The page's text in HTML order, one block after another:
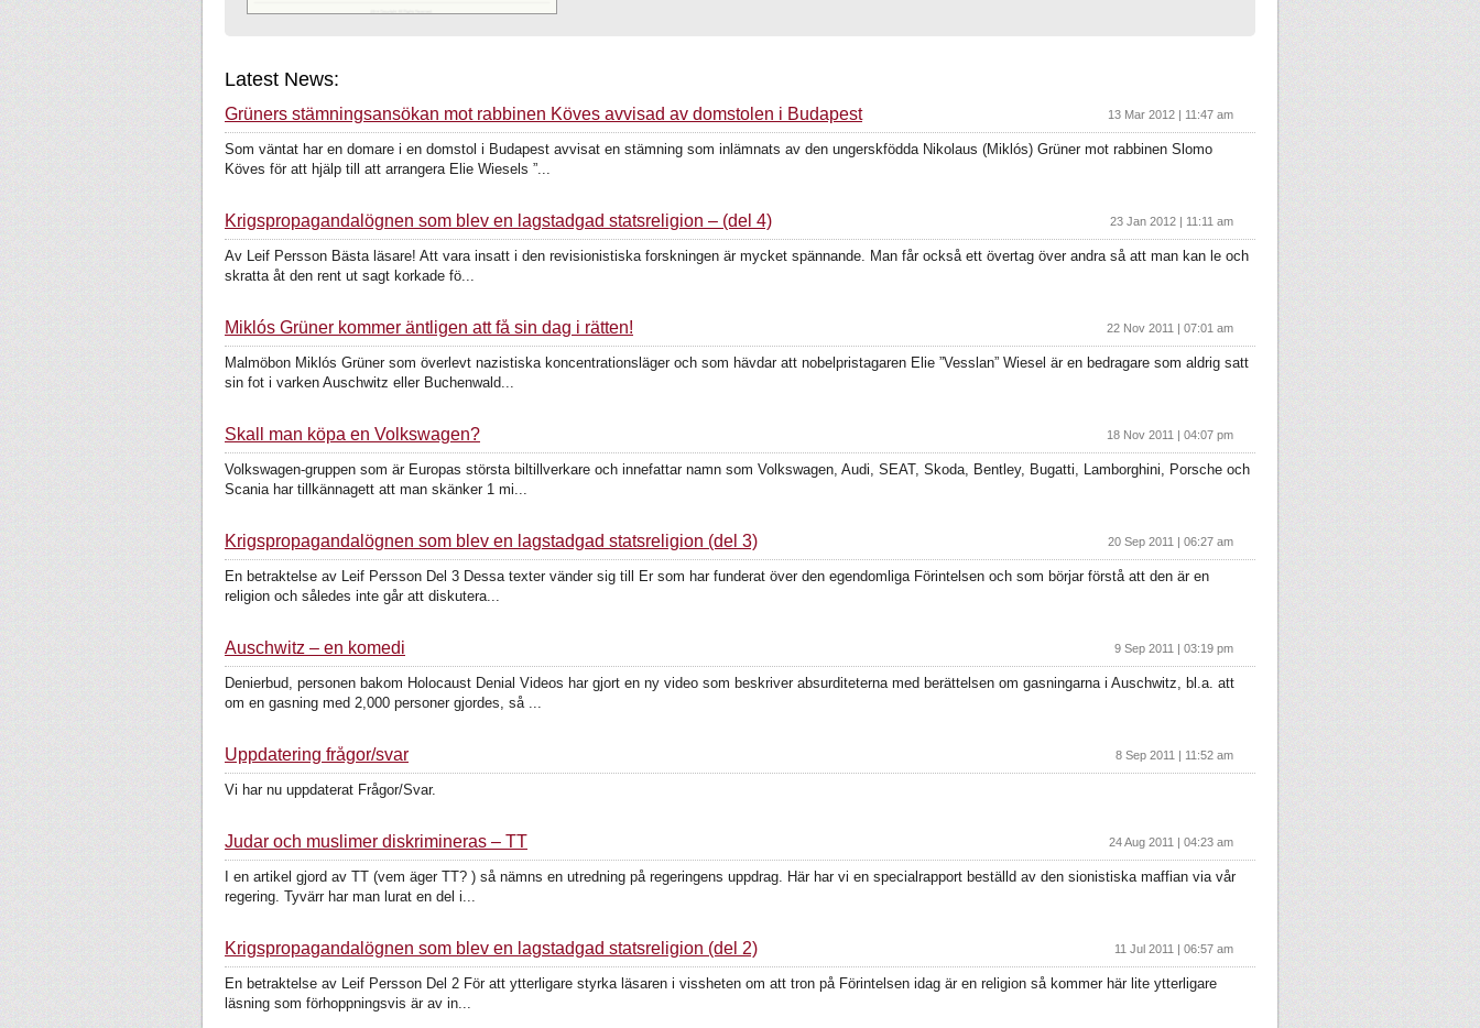
Latest News:
Grüners stämningsansökan mot rabbinen Köves avvisad av domstolen i Budapest 13 Mar 2012 | 11:47 am
Som väntat har en domare i en domstol i Budapest avvisat en stämning som inlämnats av den ungerskfödda Nikolaus (Miklós) Grüner mot rabbinen Slomo
Köves för att hjälp till att arrangera Elie Wiesels ”...
Krigspropagandalögnen som blev en lagstadgad statsreligion – (del 4) 23 Jan 2012 | 11:11 am
Av Leif Persson Bästa läsare! Att vara insatt i den revisionistiska forskningen är mycket spännande. Man får också ett övertag över andra så att man kan le och
skratta åt den rent ut sagt korkade fö...
Miklós Grüner kommer äntligen att få sin dag i rätten! 22 Nov 2011 | 07:01 am
Malmöbon Miklós Grüner som överlevt nazistiska koncentrationsläger och som hävdar att nobelpristagaren Elie ”Vesslan” Wiesel är en bedragare som aldrig satt
sin fot i varken Auschwitz eller Buchenwald...
Skall man köpa en Volkswagen? 18 Nov 2011 | 04:07 pm
Volkswagen-gruppen som är Europas största biltillverkare och innefattar namn som Volkswagen, Audi, SEAT, Skoda, Bentley, Bugatti, Lamborghini, Porsche och
Scania har tillkännagett att man skänker 1 mi...
Krigspropagandalögnen som blev en lagstadgad statsreligion (del 3) 20 Sep 2011 | 06:27 am
En betraktelse av Leif Persson Del 3 Dessa texter vänder sig till Er som har funderat över den egendomliga Förintelsen och som börjar förstå att den är en
religion och således inte går att diskutera...
Auschwitz – en komedi 9 Sep 2011 | 03:19 pm
Denierbud, personen bakom Holocaust Denial Videos har gjort en ny video som beskriver absurditeterna med berättelsen om gasningarna i Auschwitz, bl.a. att
om en gasning med 2,000 personer gjordes, så ...
Uppdatering frågor/svar 8 Sep 2011 | 11:52 am
Vi har nu uppdaterat Frågor/Svar.
Judar och muslimer diskrimineras – TT 24 Aug 2011 | 04:23 am
I en artikel gjord av TT (vem äger TT? ) så nämns en utredning på regeringens uppdrag. Här har vi en specialrapport beställd av den sionistiska maffian via vår
regering. Tyvärr har man lurat en del i...
Krigspropagandalögnen som blev en lagstadgad statsreligion (del 2) 11 Jul 2011 | 06:57 am
En betraktelse av Leif Persson Del 2 För att ytterligare styrka läsaren i vissheten om att tron på Förintelsen idag är en religion så kommer här lite ytterligare
läsning som förhoppningsvis är av in...